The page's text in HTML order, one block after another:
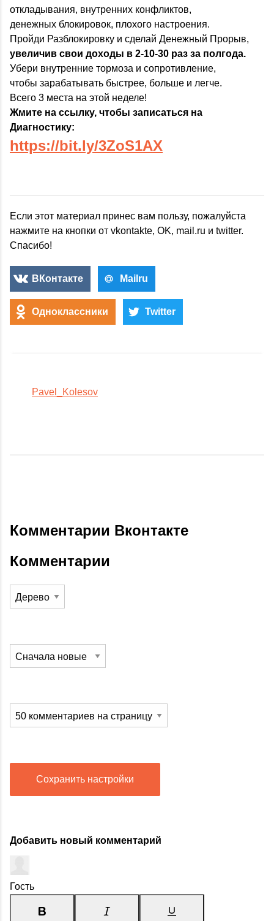
откладывания, внутренних конфликтов,
денежных блокировок, плохого настроения.
Пройди Разблокировку и сделай Денежный Прорыв,
увеличив свои доходы в 2-10-30 раз за полгода.
Убери внутренние тормоза и сопротивление,
чтобы зарабатывать быстрее, больше и легче.
Всего 3 места на этой неделе!
Жмите на ссылку, чтобы записаться на
Диагностику:
https://bit.ly/3ZoS1AX
Если этот материал принес вам пользу, пожалуйста
нажмите на кнопки от vkontakte, OK, mail.ru и twitter.
Спасибо!
ВКонтакте Mailru
Одноклассники Twitter
Pavel_Kolesov
Комментарии Вконтакте
Комментарии
Сохранить настройки
Добавить новый комментарий
Гость